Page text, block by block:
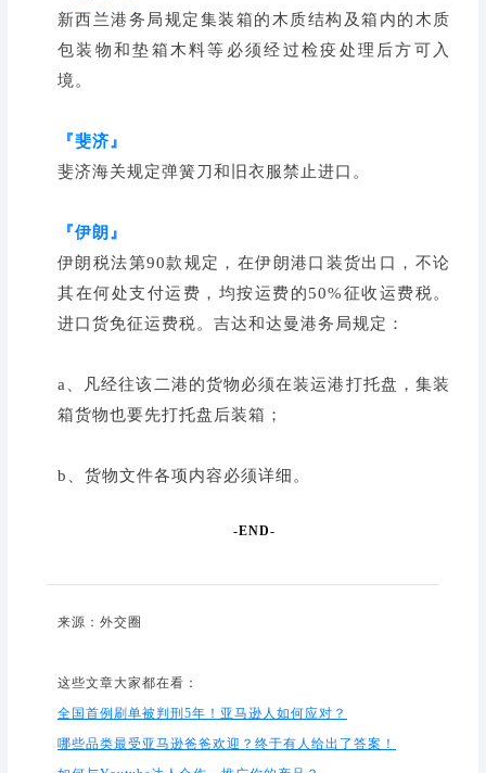
新西兰港务局规定集装箱的木质结构及箱内的木质
包装物和垫箱木料等必须经过检疫处理后方可入
境。
『斐济』
斐济海关规定弹簧刀和旧衣服禁止进口。
『伊朗』
伊朗税法第90款规定，在伊朗港口装货出口，不论
其在何处支付运费，均按运费的50%征收运费税。
进口货免征运费税。吉达和达曼港务局规定：
a、凡经往该二港的货物必须在装运港打托盘，集装
箱货物也要先打托盘后装箱；
b、货物文件各项内容必须详细。
-END-
来源：外交圈
这些文章大家都在看：
全国首例刷单被判刑5年！亚马逊人如何应对？
哪些品类最受亚马逊爸爸欢迎？终于有人给出了答案！